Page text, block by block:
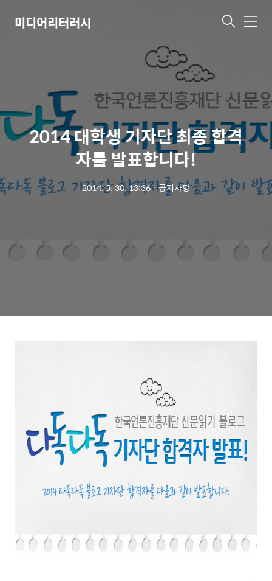
미디어리터러시 메
2014 대학생 기자단 최종 합격
자를 발표합니다!
2014. 5. 30. 13:36ㆍ공지사항